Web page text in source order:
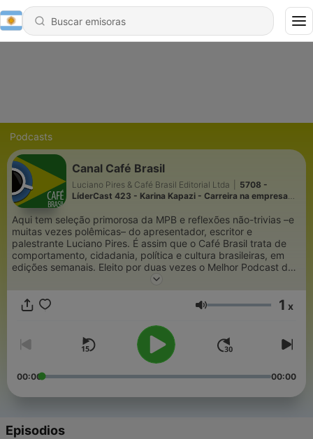
Podcasts
Canal Café Brasil
Luciano Pires & Café Brasil Editorial Ltda
5708 -
LíderCast 423 - Karina Kapazi - Carreira na empresa
Aqui tem seleção primorosa da MPB e reflexões não-trivias –e
muitas vezes polêmicas– do apresentador, escritor e
palestrante Luciano Pires. É assim que o Café Brasil trata de
comportamento, cidadania, política e cultura brasileiras, em
edições semanais. Eleito por duas vezes o Melhor Podcast de
Entretenimento e Variedades no Prêmio Podcast Brasil e
valorizando a liberdade de expressão e semeando a
autonomia de pensamento.
Volumen 1 x
00:00 00:00
Episodios